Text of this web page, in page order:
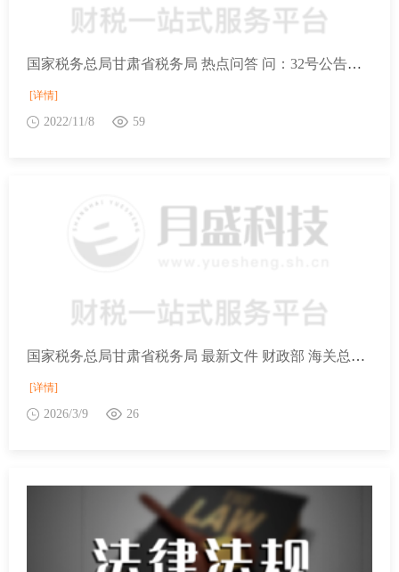
国家税务总局甘肃省税务局 热点问答 问：32号公告是在2022年10月8日发布的，企业如在2022年5月出资给某公办高等学校用于基础研究，可以享受税收优惠吗？
[详情]
2022/11/8 59
国家税务总局甘肃省税务局 最新文件 财政部 海关总署 税务总局关于中国国际服务贸易交易会展期内销售的进口展品税收优惠政策的通知
[详情]
2026/3/9 26